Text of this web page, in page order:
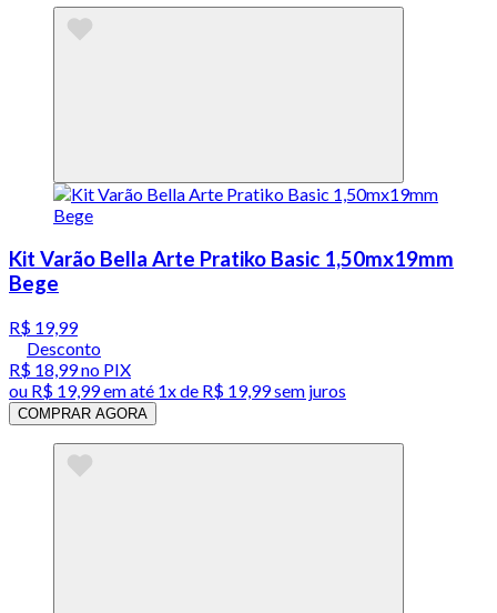
Kit Varão Bella Arte Pratiko Basic 1,50mx19mm
Bege
R$ 19,99
Desconto
R$ 18,99no PIX
ou R$ 19,99em até 1x de R$ 19,99sem juros
COMPRAR AGORA